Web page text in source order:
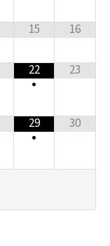
15 16
22
•
23
29
•
30